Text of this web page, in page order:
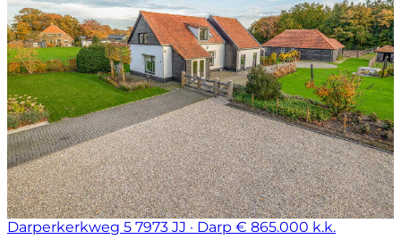
Darperkerkweg 5 7973 JJ · Darp € 865.000 k.k.